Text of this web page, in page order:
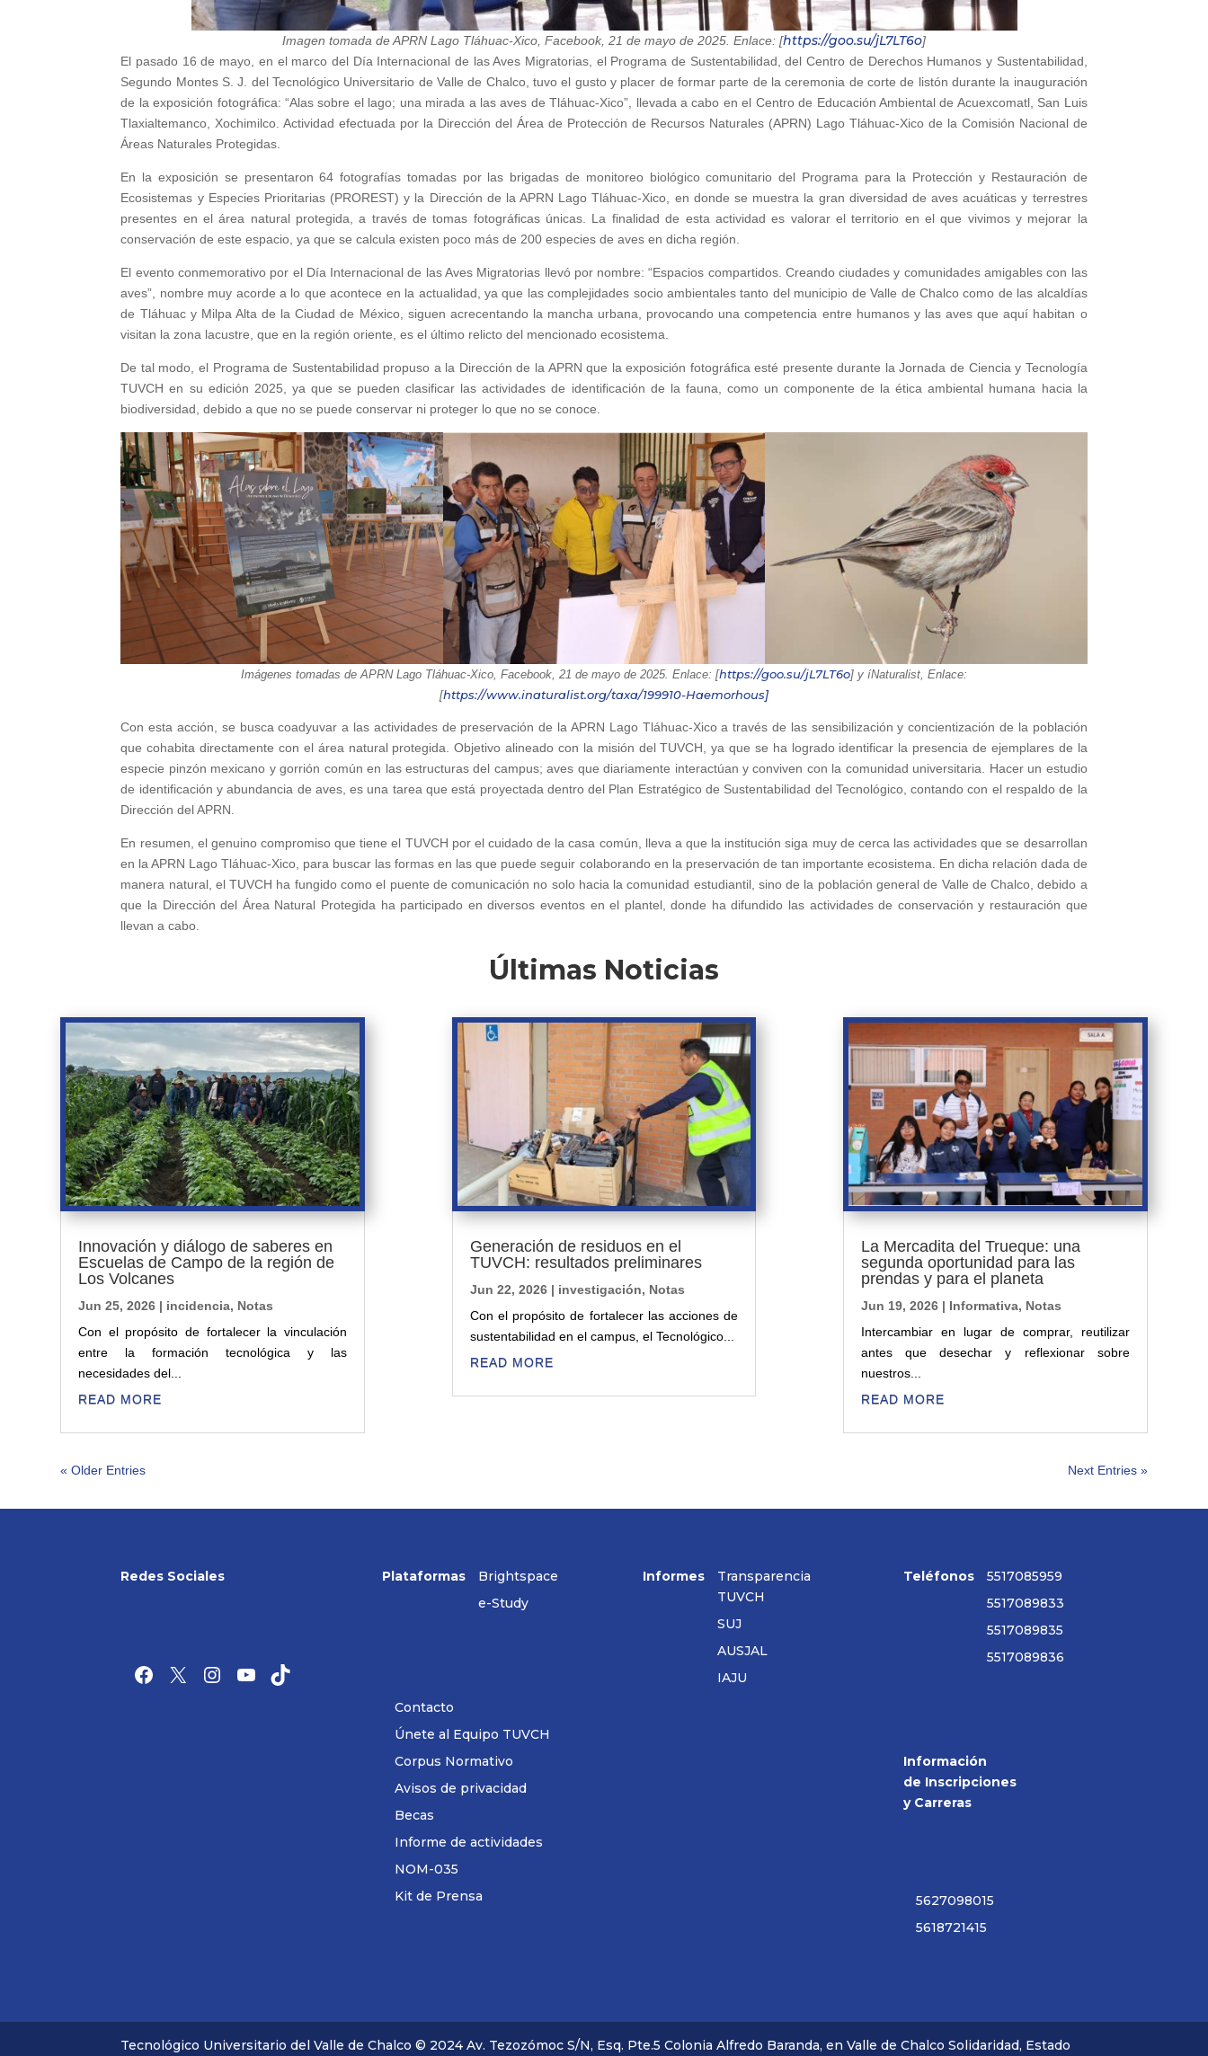
Imagen tomada de APRN Lago Tláhuac-Xico, Facebook, 21 de mayo de 2025. Enlace: [https://goo.su/jL7LT6o]
El pasado 16 de mayo, en el marco del Día Internacional de las Aves Migratorias, el Programa de Sustentabilidad, del Centro de Derechos Humanos y Sustentabilidad,
Segundo Montes S. J. del Tecnológico Universitario de Valle de Chalco, tuvo el gusto y placer de formar parte de la ceremonia de corte de listón durante la inauguración
de la exposición fotográfica: “Alas sobre el lago; una mirada a las aves de Tláhuac-Xico”, llevada a cabo en el Centro de Educación Ambiental de Acuexcomatl, San Luis
Tlaxialtemanco, Xochimilco. Actividad efectuada por la Dirección del Área de Protección de Recursos Naturales (APRN) Lago Tláhuac-Xico de la Comisión Nacional de
Áreas Naturales Protegidas.
En la exposición se presentaron 64 fotografías tomadas por las brigadas de monitoreo biológico comunitario del Programa para la Protección y Restauración de
Ecosistemas y Especies Prioritarias (PROREST) y la Dirección de la APRN Lago Tláhuac-Xico, en donde se muestra la gran diversidad de aves acuáticas y terrestres
presentes en el área natural protegida, a través de tomas fotográficas únicas. La finalidad de esta actividad es valorar el territorio en el que vivimos y mejorar la
conservación de este espacio, ya que se calcula existen poco más de 200 especies de aves en dicha región.
El evento conmemorativo por el Día Internacional de las Aves Migratorias llevó por nombre: “Espacios compartidos. Creando ciudades y comunidades amigables con las
aves”, nombre muy acorde a lo que acontece en la actualidad, ya que las complejidades socio ambientales tanto del municipio de Valle de Chalco como de las alcaldías
de Tláhuac y Milpa Alta de la Ciudad de México, siguen acrecentando la mancha urbana, provocando una competencia entre humanos y las aves que aquí habitan o
visitan la zona lacustre, que en la región oriente, es el último relicto del mencionado ecosistema.
De tal modo, el Programa de Sustentabilidad propuso a la Dirección de la APRN que la exposición fotográfica esté presente durante la Jornada de Ciencia y Tecnología
TUVCH en su edición 2025, ya que se pueden clasificar las actividades de identificación de la fauna, como un componente de la ética ambiental humana hacia la
biodiversidad, debido a que no se puede conservar ni proteger lo que no se conoce.
Imágenes tomadas de APRN Lago Tláhuac-Xico, Facebook, 21 de mayo de 2025. Enlace: [https://goo.su/jL7LT6o] y íNaturalist, Enlace:
[https://www.inaturalist.org/taxa/199910-Haemorhous]
Con esta acción, se busca coadyuvar a las actividades de preservación de la APRN Lago Tláhuac-Xico a través de las sensibilización y concientización de la población
que cohabita directamente con el área natural protegida. Objetivo alineado con la misión del TUVCH, ya que se ha logrado identificar la presencia de ejemplares de la
especie pinzón mexicano y gorrión común en las estructuras del campus; aves que diariamente interactúan y conviven con la comunidad universitaria. Hacer un estudio
de identificación y abundancia de aves, es una tarea que está proyectada dentro del Plan Estratégico de Sustentabilidad del Tecnológico, contando con el respaldo de la
Dirección del APRN.
En resumen, el genuino compromiso que tiene el TUVCH por el cuidado de la casa común, lleva a que la institución siga muy de cerca las actividades que se desarrollan
en la APRN Lago Tláhuac-Xico, para buscar las formas en las que puede seguir colaborando en la preservación de tan importante ecosistema. En dicha relación dada de
manera natural, el TUVCH ha fungido como el puente de comunicación no solo hacia la comunidad estudiantil, sino de la población general de Valle de Chalco, debido a
que la Dirección del Área Natural Protegida ha participado en diversos eventos en el plantel, donde ha difundido las actividades de conservación y restauración que
llevan a cabo.
Últimas Noticias
Innovación y diálogo de saberes en
Escuelas de Campo de la región de
Los Volcanes
Jun 25, 2026 | incidencia, Notas
Con el propósito de fortalecer la vinculación
entre la formación tecnológica y las
necesidades del...
READ MORE
Generación de residuos en el
TUVCH: resultados preliminares
Jun 22, 2026| investigación, Notas
Con el propósito de fortalecer las acciones de
sustentabilidad en el campus, el Tecnológico...
READ MORE
La Mercadita del Trueque: una
segunda oportunidad para las
prendas y para el planeta
Jun 19, 2026 | Informativa, Notas
Intercambiar en lugar de comprar, reutilizar
antes que desechar y reflexionar sobre
nuestros...
READ MORE
« Older Entries Next Entries »
Redes Sociales
Facebook
X Instagram
YouTube
TikTok
Plataformas
Brightspace
e-Study
Contacto
Únete al Equipo TUVCH
Corpus Normativo
Avisos de privacidad
Becas
Informe de actividades
NOM-035
Kit de Prensa
Informes
Transparencia
TUVCH
SUJ
AUSJAL
IAJU
Teléfonos
5517085959
5517089833
5517089835
5517089836
Información
de Inscripciones
y Carreras
5627098015
5618721415
Tecnológico Universitario del Valle de Chalco © 2024 Av. Tezozómoc S/N, Esq. Pte.5 Colonia Alfredo Baranda, en Valle de Chalco Solidaridad, Estado